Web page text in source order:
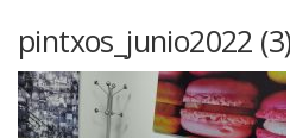
TEJIENDO REDES, RED
pintxos_junio2022